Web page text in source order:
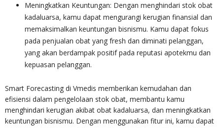
Meningkatkan Keuntungan: Dengan menghindari stok obat
kadaluarsa, kamu dapat mengurangi kerugian finansial dan
memaksimalkan keuntungan bisnismu. Kamu dapat fokus
pada penjualan obat yang fresh dan diminati pelanggan,
yang akan berdampak positif pada reputasi apotekmu dan
kepuasan pelanggan.
Smart Forecasting di Vmedis memberikan kemudahan dan
efisiensi dalam pengelolaan stok obat, membantu kamu
menghindari kerugian akibat obat kadaluarsa, dan meningkatkan
keuntungan bisnismu. Dengan menggunakan fitur ini, kamu dapat